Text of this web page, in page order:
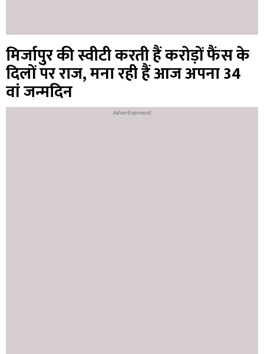
मिर्जापुर की स्वीटी करती हैं करोड़ों फैंस के
दिलों पर राज, मना रही हैं आज अपना 34
वां जन्मदिन